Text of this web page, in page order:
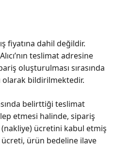
fiyatına dahil değildir.
teslimat adresine
oluşturulması sırasında
olarak bildirilmektedir.
belirttiği teslimat
etmesi halinde, sipariş
ücretini kabul etmiş
ücreti, ürün bedeline ilave